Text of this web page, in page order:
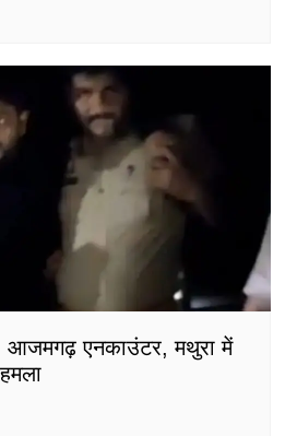
आजमगढ़ एनकाउंटर, मथुरा में